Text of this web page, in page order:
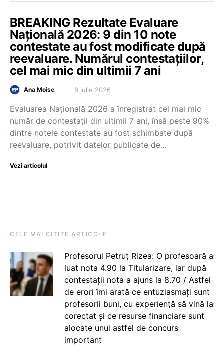
BREAKING Rezultate Evaluare
Națională 2026: 9 din 10 note
contestate au fost modificate după
reevaluare. Numărul contestațiilor,
cel mai mic din ultimii 7 ani
Ana Moise 8 iulie 2026
Evaluarea Națională 2026 a înregistrat cel mai mic
număr de contestații din ultimii 7 ani, însă peste 90%
dintre notele contestate au fost schimbate după
reevaluare, potrivit datelor publicate de…
Vezi articolul
CELE MAI CITITE ARTICOLE
Profesorul Petruț Rizea: O profesoară a
luat nota 4.90 la Titularizare, iar după
contestații nota a ajuns la 8.70 / Astfel
de erori îmi arată ce entuziasmați sunt
profesorii buni, cu experiență să vină la
corectat și ce resurse financiare sunt
alocate unui astfel de concurs
important